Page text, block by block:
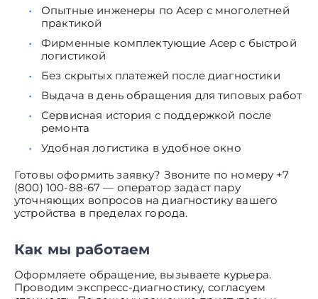
Опытные инженеры по Асер с многолетней
практикой
Фирменные комплектующие Асер с быстрой
логистикой
Без скрытых платежей после диагностики
Выдача в день обращения для типовых работ
Сервисная история с поддержкой после
ремонта
Удобная логистика в удобное окно
Готовы оформить заявку? Звоните по номеру +7
(800) 100-88-67 — оператор задаст пару
уточняющих вопросов на диагностику вашего
устройства в пределах города.
Как мы работаем
Оформляете обращение, вызываете курьера.
Проводим экспресс-диагностику, согласуем